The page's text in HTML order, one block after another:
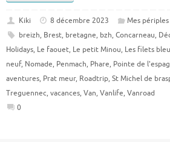
Kiki 8 décembre 2023
Mes périples
breizh, Brest, bretagne, bzh, Concarneau,
Holidays, Le faouet, Le petit Minou, Les filets
neuf, Nomade, Penmach, Phare, Pointe de
aventures, Prat meur, Roadtrip, St Michel de
Treguennec, vacances, Van, Vanlife, Vanroad
0